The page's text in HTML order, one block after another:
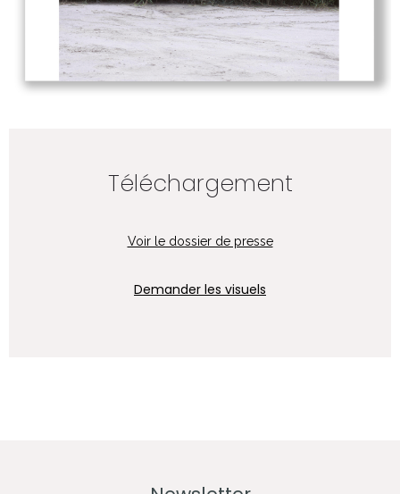
Téléchargement
Voir le dossier de presse
Demander les visuels